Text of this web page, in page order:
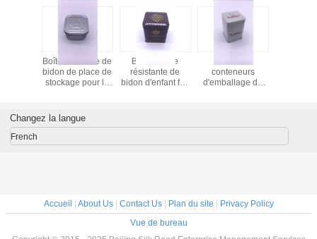
Boîte médicale de
bidon de place de
stockage pour la
Boîte carrée
résistante de
bidon d'enfant fait
médical
conteneurs
d'emballage de
preuve
Changez la langue
French
Accueil About Us| Contact Us| Plan du site
Privacy Policy
Vue de bureau